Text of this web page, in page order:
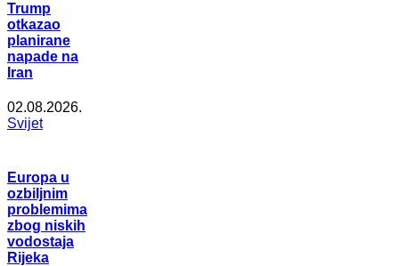
Trump
otkazao
planirane
napade na
Iran
02.08.2026.
Svijet
Europa u
ozbiljnim
problemima
zbog niskih
vodostaja
Rijeka